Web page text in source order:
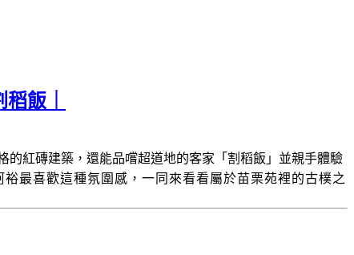
飯｜
紅磚建築，還能品嚐超道地的客家「割稻飯」並親手體驗
最喜歡這種氛圍感，一同來看看屬於苗栗苑裡的古樸之